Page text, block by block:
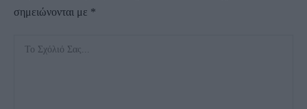
σημειώνονται με *